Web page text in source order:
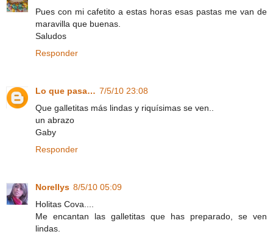
Pues con mi cafetito a estas horas esas pastas me van de
maravilla que buenas.
Saludos
Responder
Lo que pasa… 7/5/10 23:08
Que galletitas más lindas y riquísimas se ven..
un abrazo
Gaby
Responder
Norellys 8/5/10 05:09
Holitas Cova....
Me encantan las galletitas que has preparado, se ven
lindas.